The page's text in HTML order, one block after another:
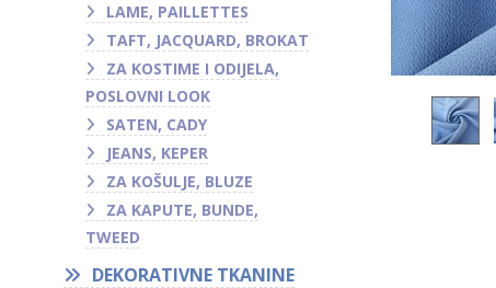
LAME, PAILLETTES
TAFT, JACQUARD, BROKAT
ZA KOSTIME I ODIJELA,
POSLOVNI LOOK
SATEN, CADY
JEANS, KEPER
ZA KOŠULJE, BLUZE
ZA KAPUTE, BUNDE,
TWEED
DEKORATIVNE TKANINE